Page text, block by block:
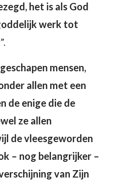
het is als God
werk tot
”.
mensen,
allen met een
de enige die de
ze allen
de vleesgeworden
– nog belangrijker –
van Zijn